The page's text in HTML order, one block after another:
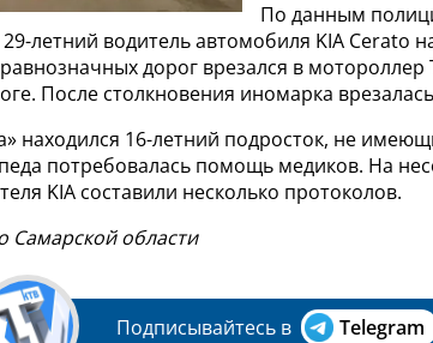
По данным
летний водитель автомобиля KIA Cerato
дорог врезался в мотороллер
После столкновения иномарка
находился 16-летний подросток, не
потребовалась помощь медиков. На
KIA составили несколько протоколов.
Самарской области
Подписывайтесь в Telegram